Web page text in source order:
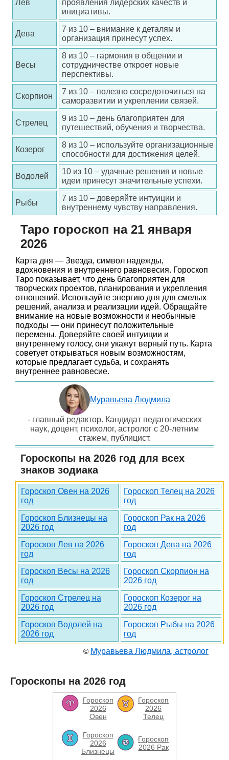
Лев
проявления лидерских качеств и
инициативы.
Дева
7 из 10 – внимание к деталям и
организация принесут успех.
Весы
8 из 10 – гармония в общении и
сотрудничестве откроет новые
перспективы.
Скорпион
7 из 10 – полезно сосредоточиться на
саморазвитии и укреплении связей.
Стрелец
9 из 10 – день благоприятен для
путешествий, обучения и творчества.
Козерог
8 из 10 – используйте организационные
способности для достижения целей.
Водолей
10 из 10 – удачные решения и новые
идеи принесут значительные успехи.
Рыбы
7 из 10 – доверяйте интуиции и
внутреннему чувству направления.
Таро гороскоп на 21 января
2026
Карта дня — Звезда, символ надежды,
вдохновения и внутреннего равновесия. Гороскоп
Таро показывает, что день благоприятен для
творческих проектов, планирования и укрепления
отношений. Используйте энергию дня для смелых
решений, анализа и реализации идей. Обращайте
внимание на новые возможности и необычные
подходы — они принесут положительные
перемены. Доверяйте своей интуиции и
внутреннему голосу, они укажут верный путь. Карта
советует открываться новым возможностям,
которые предлагает судьба, и сохранять
внутреннее равновесие.
Муравьева Людмила
- главный редактор. Кандидат педагогических
наук, доцент, психолог, астролог с 20-летним
стажем, публицист.
Гороскопы на 2026 год для всех
знаков зодиака
Гороскоп Овен на 2026
год
Гороскоп Телец на 2026
год
Гороскоп Близнецы на
2026 год
Гороскоп Рак на 2026
год
Гороскоп Лев на 2026
год
Гороскоп Дева на 2026
год
Гороскоп Весы на 2026
год
Гороскоп Скорпион на
2026 год
Гороскоп Стрелец на
2026 год
Гороскоп Козерог на
2026 год
Гороскоп Водолей на
2026 год
Гороскоп Рыбы на 2026
год
© Муравьева Людмила, астролог
Гороскопы на 2026 год
Гороскоп
2026
Овен
Гороскоп
2026
Телец
Гороскоп
2026
Близнецы
Гороскоп
2026 Рак